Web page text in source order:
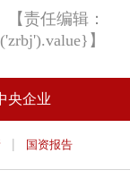
【责任编辑：
】
央企业
| 国资报告